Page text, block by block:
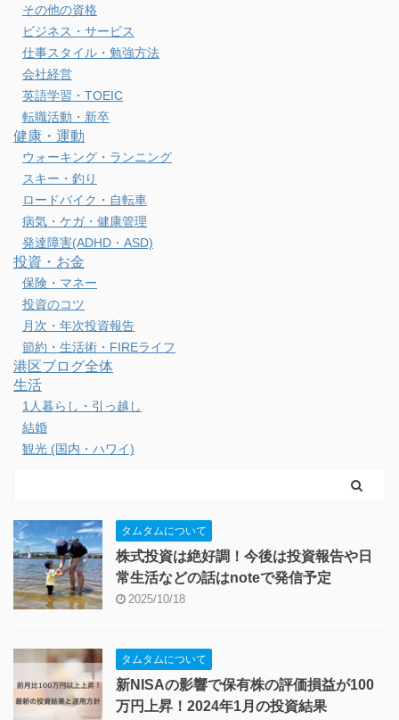
その他の資格
ビジネス・サービス
仕事スタイル・勉強方法
会社経営
英語学習・TOEIC
転職活動・新卒
健康・運動
ウォーキング・ランニング
スキー・釣り
ロードバイク・自転車
病気・ケガ・健康管理
発達障害(ADHD・ASD)
投資・お金
保険・マネー
投資のコツ
月次・年次投資報告
節約・生活術・FIREライフ
港区ブログ全体
生活
1人暮らし・引っ越し
結婚
観光 (国内・ハワイ)
タムタムについて
株式投資は絶好調！今後は投資報告や日
常生活などの話はnoteで発信予定
2025/10/18
タムタムについて
新NISAの影響で保有株の評価損益が100
万円上昇！2024年1月の投資結果